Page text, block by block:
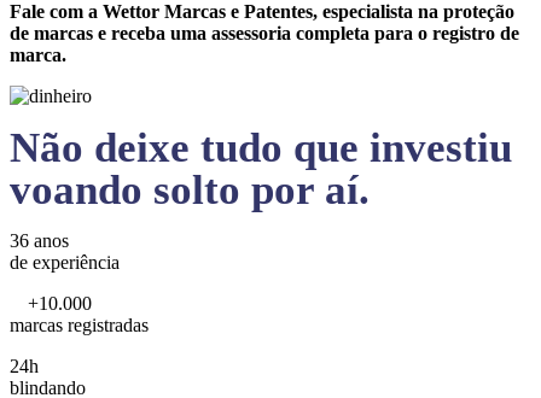
Fale com a Wettor Marcas e Patentes, especialista na proteção
de marcas e receba uma assessoria completa para o registro de
marca.
Não deixe tudo que investiu
voando solto por aí.
36 anos
de experiência
+10.000
marcas registradas
24h
blindando